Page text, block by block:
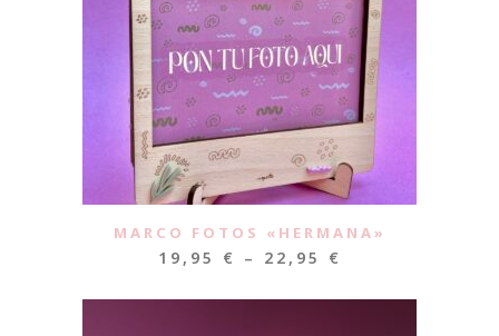
MARCO FOTOS «HERMANA»
19,95 € – 22,95 €